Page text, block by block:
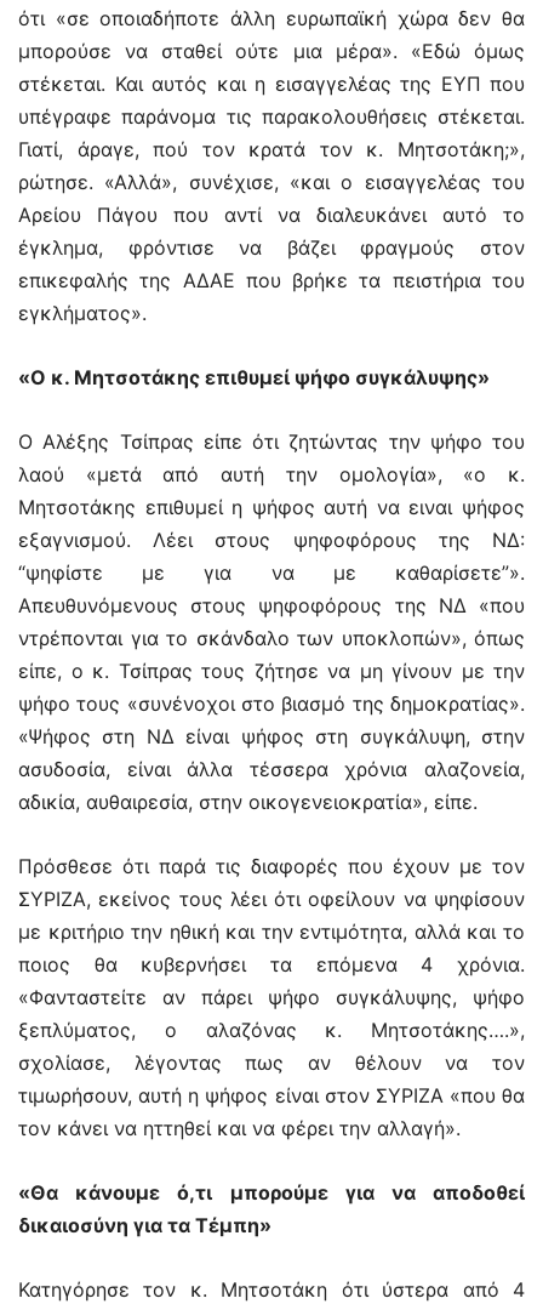
ότι «σε οποιαδήποτε άλλη ευρωπαϊκή χώρα δεν θα
μπορούσε να σταθεί ούτε μια μέρα». «Εδώ όμως
στέκεται. Και αυτός και η εισαγγελέας της ΕΥΠ που
υπέγραφε παράνομα τις παρακολουθήσεις στέκεται.
Γιατί, άραγε, πού τον κρατά τον κ. Μητσοτάκη;»,
ρώτησε. «Αλλά», συνέχισε, «και ο εισαγγελέας του
Αρείου Πάγου που αντί να διαλευκάνει αυτό το
έγκλημα, φρόντισε να βάζει φραγμούς στον
επικεφαλής της ΑΔΑΕ που βρήκε τα πειστήρια του
εγκλήματος».
«Ο κ. Μητσοτάκης επιθυμεί ψήφο συγκάλυψης»
Ο Αλέξης Τσίπρας είπε ότι ζητώντας την ψήφο του
λαού «μετά από αυτή την ομολογία», «ο κ.
Μητσοτάκης επιθυμεί η ψήφος αυτή να ειναι ψήφος
εξαγνισμού. Λέει στους ψηφοφόρους της ΝΔ:
“ψηφίστε με για να με καθαρίσετε”».
Απευθυνόμενους στους ψηφοφόρους της ΝΔ «που
ντρέπονται για το σκάνδαλο των υποκλοπών», όπως
είπε, ο κ. Τσίπρας τους ζήτησε να μη γίνουν με την
ψήφο τους «συνένοχοι στο βιασμό της δημοκρατίας».
«Ψήφος στη ΝΔ είναι ψήφος στη συγκάλυψη, στην
ασυδοσία, είναι άλλα τέσσερα χρόνια αλαζονεία,
αδικία, αυθαιρεσία, στην οικογενειοκρατία», είπε.
Πρόσθεσε ότι παρά τις διαφορές που έχουν με τον
ΣΥΡΙΖΑ, εκείνος τους λέει ότι οφείλουν να ψηφίσουν
με κριτήριο την ηθική και την εντιμότητα, αλλά και το
ποιος θα κυβερνήσει τα επόμενα 4 χρόνια.
«Φανταστείτε αν πάρει ψήφο συγκάλυψης, ψήφο
ξεπλύματος, ο αλαζόνας κ. Μητσοτάκης….»,
σχολίασε, λέγοντας πως αν θέλουν να τον
τιμωρήσουν, αυτή η ψήφος είναι στον ΣΥΡΙΖΑ «που θα
τον κάνει να ηττηθεί και να φέρει την αλλαγή».
«Θα κάνουμε ό,τι μπορούμε για να αποδοθεί
δικαιοσύνη για τα Τέμπη»
Κατηγόρησε τον κ. Μητσοτάκη ότι ύστερα από 4